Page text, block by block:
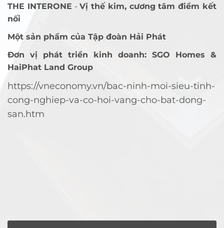
THE INTERONE -Vị thế kim, cương tâm điểm kết
nối
Một sản phẩm của Tập đoàn Hải Phát
Đơn vị phát triển kinh doanh: SGO Homes &
HaiPhat Land Group
https://vneconomy.vn/bac-ninh-moi-sieu-tinh-
cong-nghiep-va-co-hoi-vang-cho-bat-dong-
san.htm